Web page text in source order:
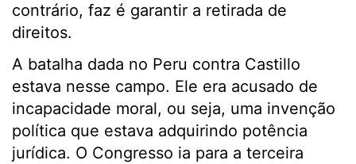
contrário, faz é garantir a retirada de
direitos.
A batalha dada no Peru contra Castillo
estava nesse campo. Ele era acusado de
incapacidade moral, ou seja, uma invenção
política que estava adquirindo potência
jurídica. O Congresso ia para a terceira